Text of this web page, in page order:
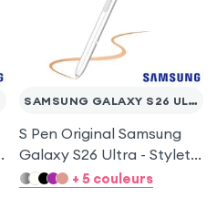
SAMSUNG GALAXY S26 ULTRA
S Pen Original Samsung
Galaxy S26 Ultra - Stylet
officiel Bleu clair by
+ 5 couleurs